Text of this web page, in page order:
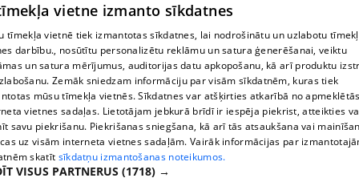
Ja tavs uzņēmums nav mūsu datubāzē, aizpildi vienkāršu
1188 datu bāzes, tās daļas vai datu bāzē iekļautās informācijas,
vai informācijas daļas pavairošana vai izplatīšana jebkādā formā
stingri aizliegta. Tāpat arī ir aizliegta lejupielāde automātiskā
režīmā. Jebkura 1188 web lapā publicētā materiāla
pārpublicēšana ir kategoriski aizliegta bez 1188 web lapas
redakcijas atļaujas.
vietne izmanto sīkdatnes
tīmekļa vietnē tiek izmantotas sīkdatnes, lai nodrošinātu un uzlabotu
darbību., nosūtītu personalizētu reklāmu un satura ģenerēšanai, veiktu
un satura mērījumus, auditorijas datu apkopošanu, kā arī produktu
Zemāk sniedzam informāciju par visām sīkdatnēm, kuras tiek
mūsu tīmekļa vietnēs. Sīkdatnes var atšķirties atkarībā no
vietnes sadaļas. Lietotājam jebkurā brīdī ir iespēja piekrist, atteikties
savu piekrišanu. Piekrišanas sniegšana, kā arī tās atsaukšana vai
uz visām interneta vietnes sadaļām. Vairāk informācijas par
skatīt sīkdatņu izmantošanas noteikumos.
VISUS PARTNERUS (1718) →